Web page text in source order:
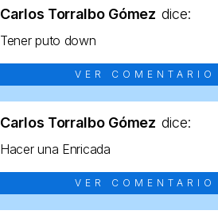
Carlos Torralbo Gómez dice:
Tener puto down
VER COMENTARIO
Carlos Torralbo Gómez dice:
Hacer una Enricada
VER COMENTARIO